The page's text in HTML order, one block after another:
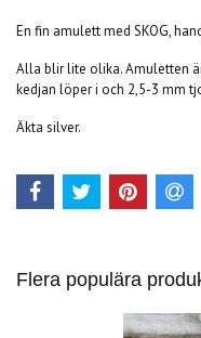
En fin amulett med SKOG,
Alla blir lite olika. Amuletten
kedjan löper i och 2,5-3 mm
Äkta silver.
Flera populära